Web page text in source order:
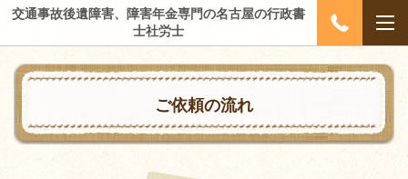
交通事故後遺障害、障害年金専門の名古屋の行政書
士社労士
ご依頼の流れ